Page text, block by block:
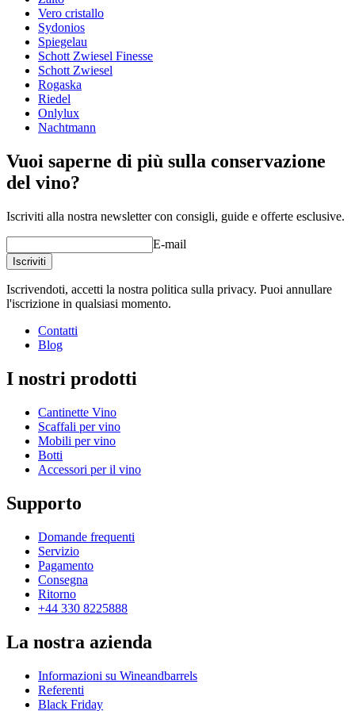
Un buon vino merita un bicchiere dedicato!
Tipo di vetroCalice Chardonnay
Diametro (cm)
Capacità (cl)
Incisione
Vero cristallo
Sydonios
Spiegelau
Schott Zwiesel Finesse
Schott Zwiesel
Rogaska
Riedel
Onlylux
Nachtmann
Vuoi saperne di più sulla conservazione
del vino?
Iscriviti alla nostra newsletter con consigli, guide e offerte esclusive.
E-mail
Iscriviti
Iscrivendoti, accetti la nostra politica sulla privacy. Puoi annullare
l'iscrizione in qualsiasi momento.
Contatti
Blog
I nostri prodotti
Cantinette Vino
Scaffali per vino
Mobili per vino
Botti
Accessori per il vino
Supporto
Domande frequenti
Servizio
Pagamento
Consegna
Ritorno
+44 330 8225888
La nostra azienda
Informazioni su Wineandbarrels
Referenti
Black Friday